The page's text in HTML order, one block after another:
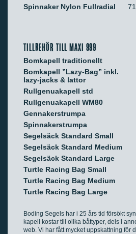
Spinnaker Nylon Fullradial
TILLBEHÖR TILL MAXI 999
Bomkapell traditionellt
Bomkapell ”Lazy-Bag” inkl.
lazy-jacks & lattor
Rullgenuakapell std
Rullgenuakapell WM80
Gennakerstrumpa
Spinnakerstrumpa
Segelsäck Standard Small
Segelsäck Standard Medium
Segelsäck Standard Large
Turtle Racing Bag Small
Turtle Racing Bag Medium
Turtle Racing Bag Large
Boding Segels har i 25 års tid försökt
kapell kostar till olika båttyper, dels i
web. Vi har fått mycket uppskattning för